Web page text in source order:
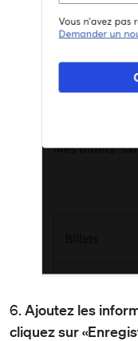
6. Ajoutez les
cliquez sur